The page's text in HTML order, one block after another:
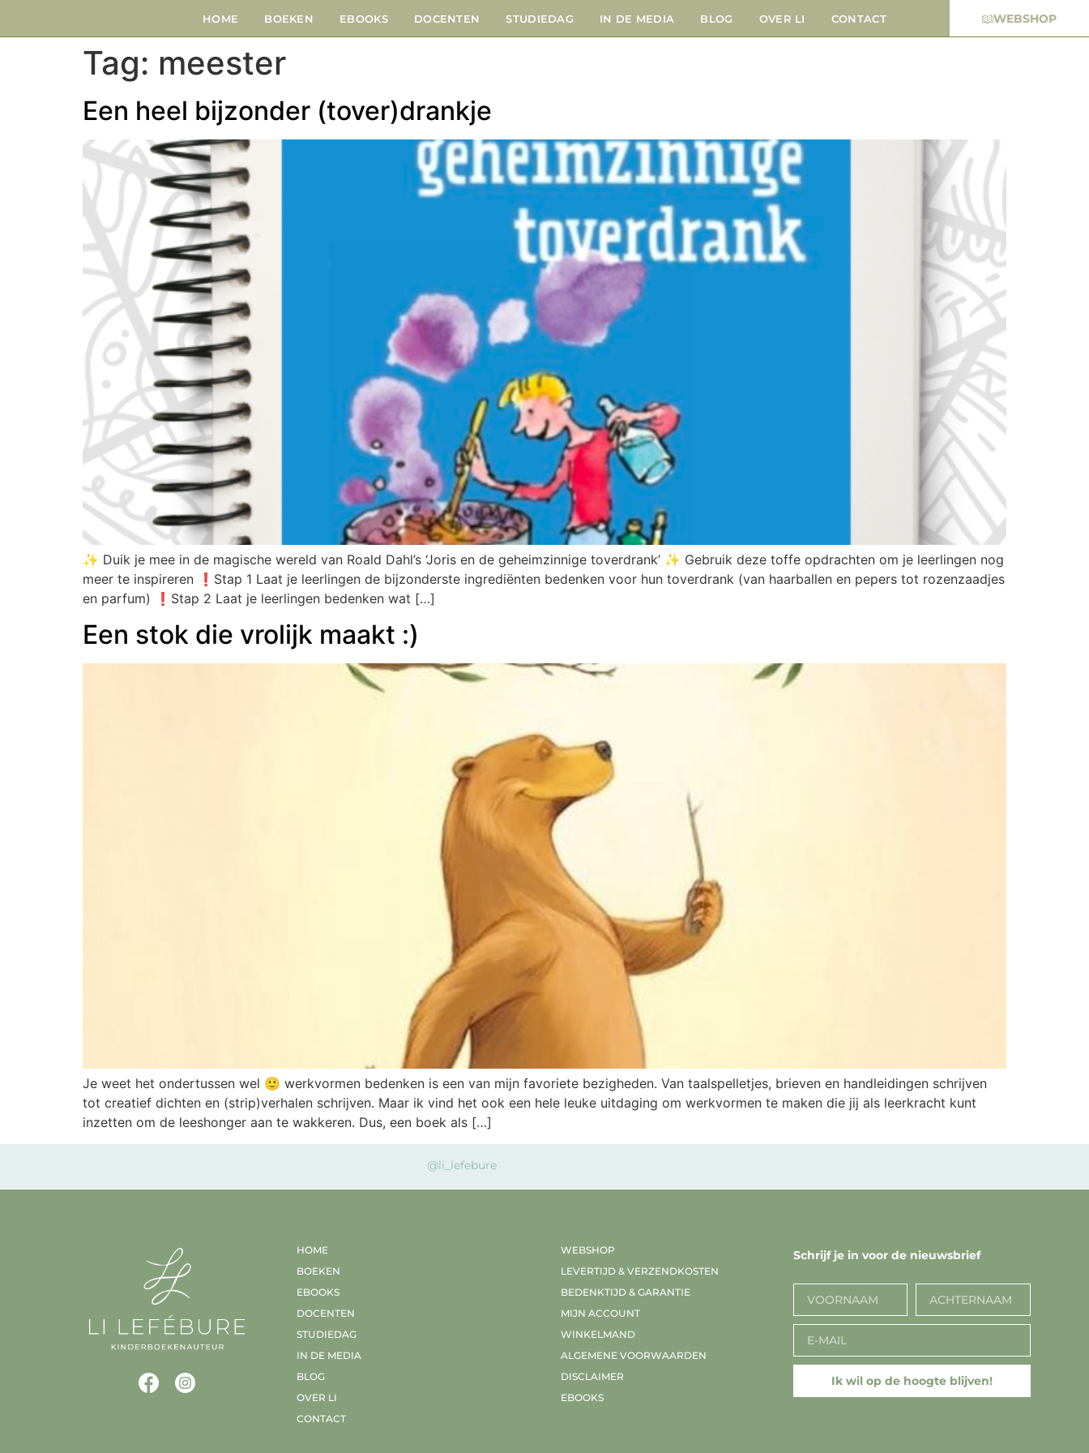
HOME BOEKEN EBOOKS DOCENTEN STUDIEDAG IN DE MEDIA BLOG OVER LI CONTACT WEBSHOP
Tag: meester
Een heel bijzonder (tover)drankje
✨ Duik je mee in de magische wereld van Roald Dahl’s ‘Joris en de geheimzinnige toverdrank’ ✨ Gebruik deze toffe opdrachten om je leerlingen nog
meer te inspireren ❗️Stap 1 Laat je leerlingen de bijzonderste ingrediënten bedenken voor hun toverdrank (van haarballen en pepers tot rozenzaadjes
en parfum) ❗️Stap 2 Laat je leerlingen bedenken wat […]
Een stok die vrolijk maakt :)
Je weet het ondertussen wel 🙂 werkvormen bedenken is een van mijn favoriete bezigheden. Van taalspelletjes, brieven en handleidingen schrijven
tot creatief dichten en (strip)verhalen schrijven. Maar ik vind het ook een hele leuke uitdaging om werkvormen te maken die jij als leerkracht kunt
inzetten om de leeshonger aan te wakkeren. Dus, een boek als […]
@li_lefebure
HOME
BOEKEN
EBOOKS
DOCENTEN
STUDIEDAG
IN DE MEDIA
BLOG
OVER LI
CONTACT
WEBSHOP
LEVERTIJD & VERZENDKOSTEN
BEDENKTIJD & GARANTIE
MIJN ACCOUNT
WINKELMAND
ALGEMENE VOORWAARDEN
DISCLAIMER
EBOOKS
Schrijf je in voor de nieuwsbrief
Ik wil op de hoogte blijven!